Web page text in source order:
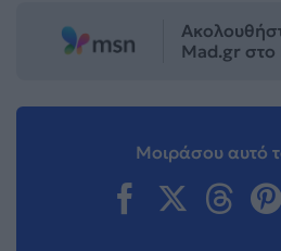
Mad.gr στο
Μοιράσου αυτό